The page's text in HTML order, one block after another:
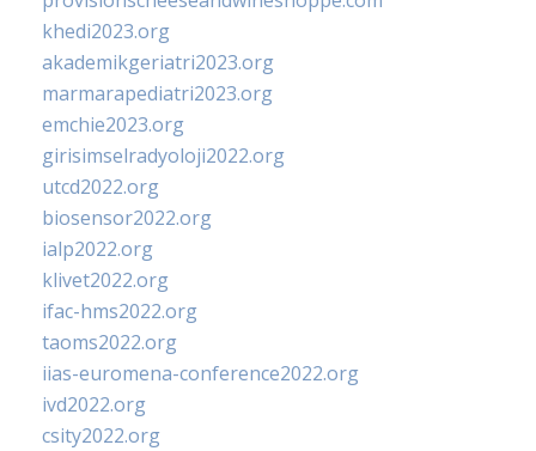
khedi2023.org
akademikgeriatri2023.org
marmarapediatri2023.org
emchie2023.org
girisimselradyoloji2022.org
utcd2022.org
biosensor2022.org
ialp2022.org
klivet2022.org
ifac-hms2022.org
taoms2022.org
iias-euromena-conference2022.org
ivd2022.org
csity2022.org